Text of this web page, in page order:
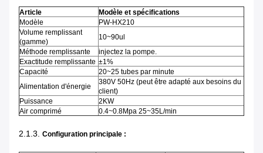
Article
Modèle et spécifications
Modèle
PW-HX210
Volume remplissant
(gamme)
10~90ul
Méthode remplissante
injectez la pompe.
Exactitude remplissante ±1%
Capacité
20~25 tubes par minute
Alimentation d'énergie
380V 50Hz (peut être adapté aux besoins du
client)
Puissance
2KW
Air comprimé
0.4~0.8Mpa 25~35L/min
2.1.3. Configuration principale :